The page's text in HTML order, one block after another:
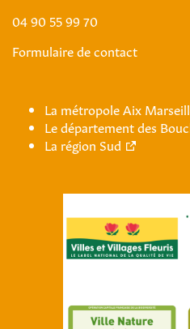
04 90 55 99 70
Formulaire de contact
La métropole Aix
Le département des
La région Sud